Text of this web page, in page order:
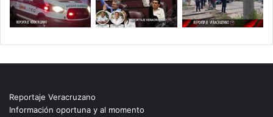
Reportaje Veracruzano
Información oportuna y al momento